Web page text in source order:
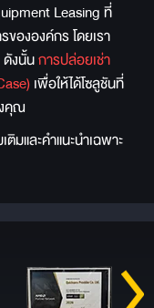
Leasing ที่
ององค์กร โดยเรา
ดังนั้นการปล่อยเช่า
เพื่อให้ได้โซลูชันที่
คุณ
และคำแนะนำเฉพาะ